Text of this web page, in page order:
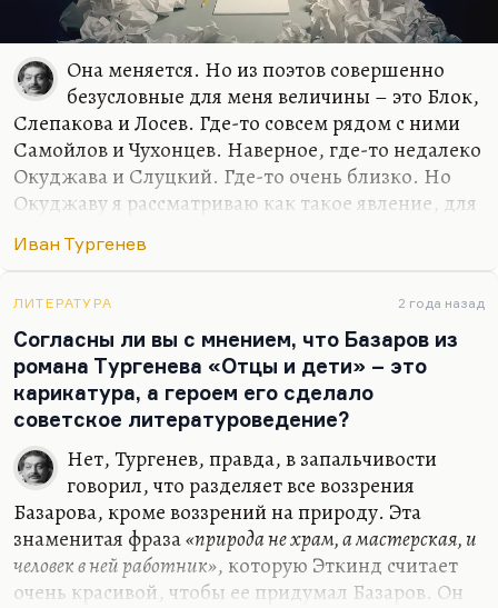
Она меняется. Но из поэтов совершенно
безусловные для меня величины – это Блок,
Слепакова и Лосев. Где-то совсем рядом с ними
Самойлов и Чухонцев. Наверное, где-то недалеко
Окуджава и Слуцкий. Где-то очень близко. Но
Окуджаву я рассматриваю как такое явление, для
конгломерат нерасчленимый. Видите, семерку
люди, который я люблю кровной,
нерасторжимой любовью. Блок, Слепакова и
Лосев. Наверное, вот так.
Мне при первом знакомстве Кенжеев сказал:
«Твоими любимыми поэтами должны быть Блок
и Мандельштам». Насчет Блока – да, говорю,
точно, не ошибся. А вот насчет Мандельштама –
не знаю. При всем бесконечном…
Иван Тургенев
ЛИТЕРАТУРА 2 года назад
Согласны ли вы с мнением, что Базаров из
романа Тургенева «Отцы и дети» – это
карикатура, а героем его сделало
советское литературоведение?
Нет, Тургенев, правда, в запальчивости
говорил, что разделяет все воззрения
Базарова, кроме воззрений на природу. Эта
знаменитая фраза«природа не храм, а мастерская, и
человек в ней работник», которую Эткинд считает
очень красивой, чтобы ее придумал Базаров. Он